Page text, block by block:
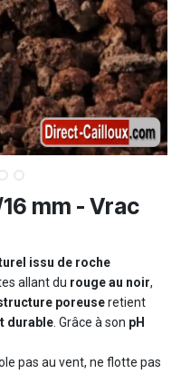
mm - Vrac
issu de roche
allant du rouge au noir,
poreuseretient
durable . Grâce à son pH
pas au vent, ne flotte pas